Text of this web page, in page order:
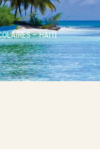
– HAITI